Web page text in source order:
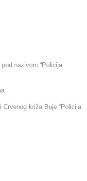
nazivom “Policija
križa Buje “Policija